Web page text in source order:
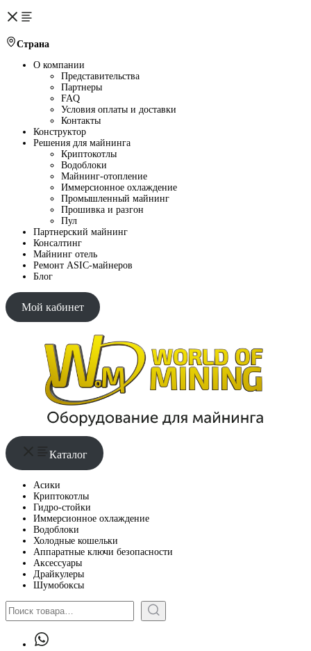
Страна
О компании
Представительства
Партнеры
FAQ
Условия оплаты и доставки
Контакты
Конструктор
Решения для майнинга
Криптокотлы
Водоблоки
Майнинг-отопление
Иммерсионное охлаждение
Промышленный майнинг
Прошивка и разгон
Пул
Партнерский майнинг
Консалтинг
Майнинг отель
Ремонт ASIC-майнеров
Блог
Мой кабинет
Каталог
Асики
Криптокотлы
Гидро-стойки
Иммерсионное охлаждение
Водоблоки
Холодные кошельки
Аппаратные ключи безопасности
Аксессуары
Драйкулеры
Шумобоксы
Поиск